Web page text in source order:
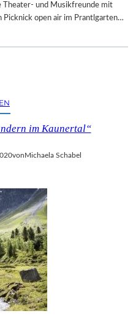
T
D
M
S
H
F
T
S
P
R
O
J
E
K
T
T
T
S
B
H
L
U
S
S
D
E
R
B
E
Theater- und Musikfreunde mit
Picknick open air im Prantlgarten…
im Kaunertal“
vonMichaela Schabel